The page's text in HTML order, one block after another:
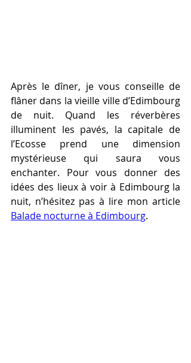
Après le dîner, je vous conseille de
flâner dans la vieille ville d’Edimbourg
de nuit. Quand les réverbères
illuminent les pavés, la capitale de
l’Ecosse prend une dimension
mystérieuse qui saura vous
enchanter. Pour vous donner des
idées des lieux à voir à Edimbourg la
Balade nocturne à Edimbourg.